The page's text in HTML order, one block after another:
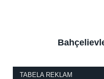
TABELA REKLAM